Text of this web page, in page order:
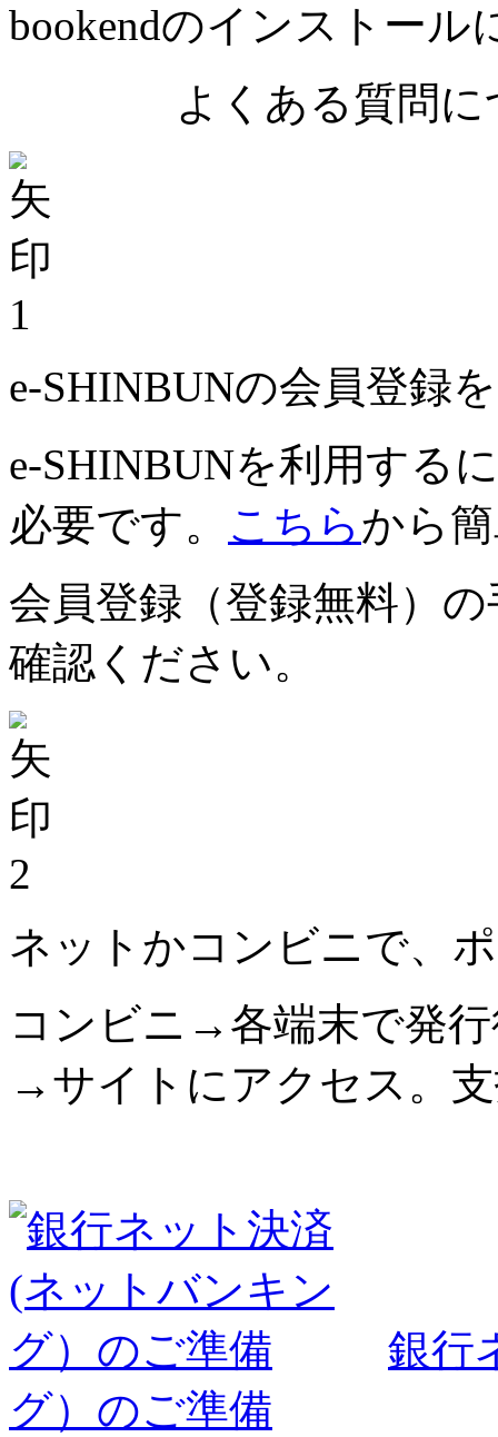
bookendのインストール
よくある質問に
1
e-SHINBUNの会員登録
e-SHINBUNを利用する
必要です。 こちらから
会員登録（登録無料）
確認ください。
2
ネットかコンビニで、
コンビニ→各端末で発
→サイトにアクセス。
銀行
グ）のご準備